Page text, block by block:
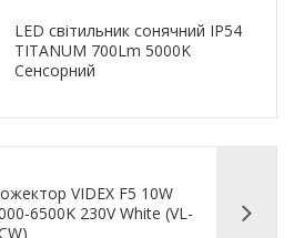
LED світильник сонячний IP54
TITANUM 700Lm 5000K
Сенсорний
VIDEX F5 10W
6500K 230V White (VL-